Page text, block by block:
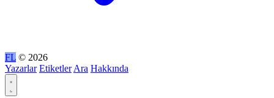
FL © 2026
Yazarlar Etiketler Ara Hakkında